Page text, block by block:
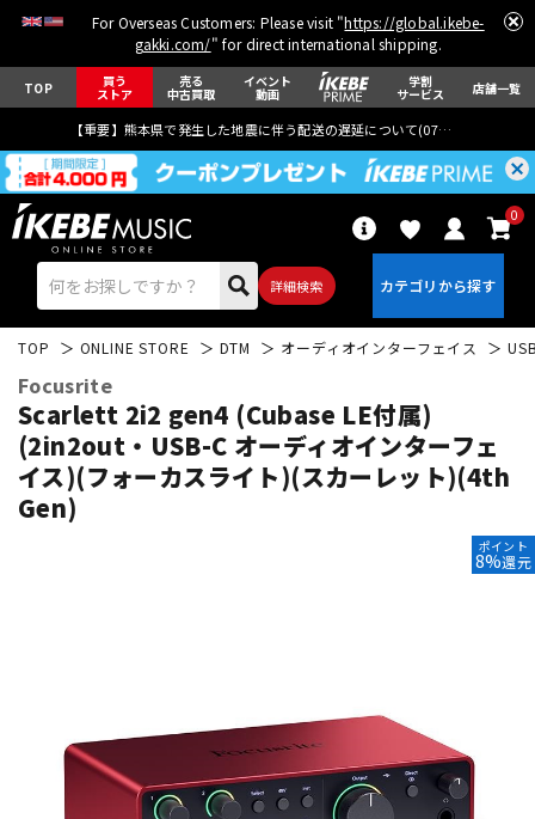
For Overseas Customers: Please visit "https://global.ikebe-
gakki.com/" for direct international shipping.
TOP 買う
ストア
売る
中古買取
イベント
動画
学割
サービス 店舗一覧
【重要】熊本県で発生した地震に伴う配送の遅延について(07月29日
詳細検索
0
エレキギター アコギ/エレアコ
キーボード
TOP ONLINE STORE DTM オーディオインターフェイス
Focusrite
Scarlett 2i2 gen4 (Cubase LE付属)
(2in2out・USB-C オーディオインターフェ
イス)(フォーカスライト)(スカーレット)(4th
Gen)
ポイント
8%還元